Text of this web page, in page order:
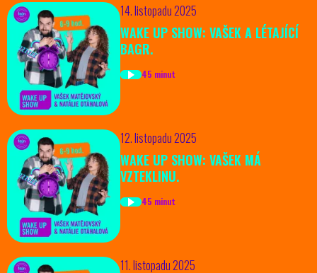
14. listopadu 2025
WAKE UP SHOW: VAŠEK A LÉTAJÍCÍ
BAGR.
45 minut
12. listopadu 2025
WAKE UP SHOW: VAŠEK MÁ
VZTEKLINU.
45 minut
11. listopadu 2025